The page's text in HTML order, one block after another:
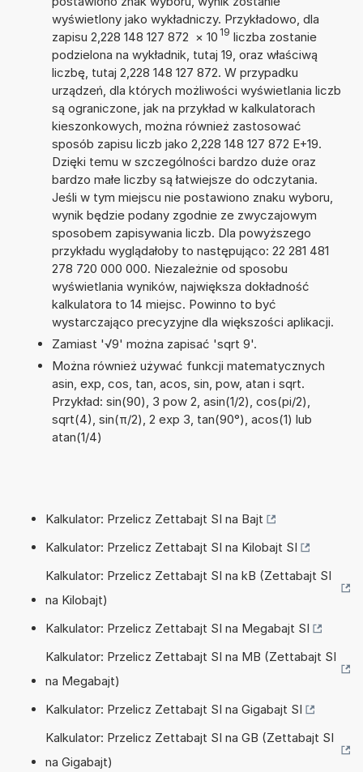
wyświetlony jako wykładniczy. Przykładowo, dla
zapisu 2,228 148 127 872 × 10 19 liczba zostanie
podzielona na wykładnik, tutaj 19, oraz właściwą
liczbę, tutaj 2,228 148 127 872. W przypadku
urządzeń, dla których możliwości wyświetlania liczb
są ograniczone, jak na przykład w kalkulatorach
kieszonkowych, można również zastosować
sposób zapisu liczb jako 2,228 148 127 872 E+19.
Dzięki temu w szczególności bardzo duże oraz
bardzo małe liczby są łatwiejsze do odczytania.
Jeśli w tym miejscu nie postawiono znaku wyboru,
wynik będzie podany zgodnie ze zwyczajowym
sposobem zapisywania liczb. Dla powyższego
przykładu wyglądałoby to następująco: 22 281 481
278 720 000 000. Niezależnie od sposobu
wyświetlania wyników, największa dokładność
kalkulatora to 14 miejsc. Powinno to być
wystarczająco precyzyjne dla większości aplikacji.
Zamiast '√9' można zapisać 'sqrt 9'.
Można również używać funkcji matematycznych
asin, exp, cos, tan, acos, sin, pow, atan i sqrt.
Przykład: sin(90), 3 pow 2, asin(1/2), cos(pi/2),
sqrt(4), sin(π/2), 2 exp 3, tan(90°), acos(1) lub
atan(1/4)
Kalkulator: Przelicz Zettabajt SI na Bajt
Kalkulator: Przelicz Zettabajt SI na Kilobajt SI
Kalkulator: Przelicz Zettabajt SI na kB (Zettabajt SI
na Kilobajt)
Kalkulator: Przelicz Zettabajt SI na Megabajt SI
Kalkulator: Przelicz Zettabajt SI na MB (Zettabajt SI
na Megabajt)
Kalkulator: Przelicz Zettabajt SI na Gigabajt SI
Kalkulator: Przelicz Zettabajt SI na GB (Zettabajt SI
na Gigabajt)